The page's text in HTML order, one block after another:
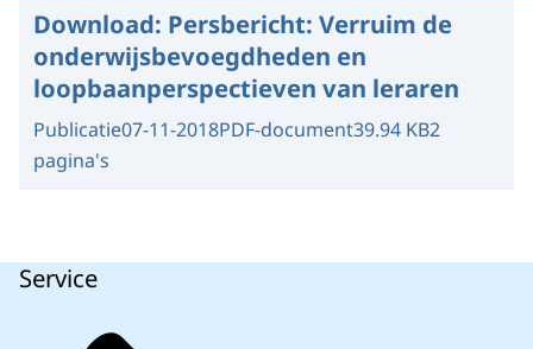
Download: Persbericht: Verruim de
onderwijsbevoegdheden en
loopbaanperspectieven van leraren
Publicatie07-11-2018PDF-document39.94 KB2
pagina's
Service